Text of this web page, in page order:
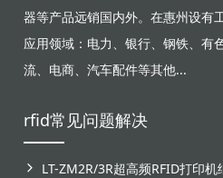
器等产品远销国内外。在惠州设有
应用领域：电力、银行、钢铁、有
流、电商、汽车配件等其他...
rfid常见问题解决
LT-ZM2R/3R超高频RFID打印